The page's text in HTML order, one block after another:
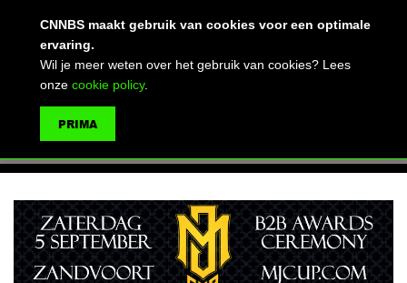
CNNBS maakt gebruik van cookies voor een optimale
ervaring.
Wil je meer weten over het gebruik van cookies? Lees
onze cookie policy.
PRIMA